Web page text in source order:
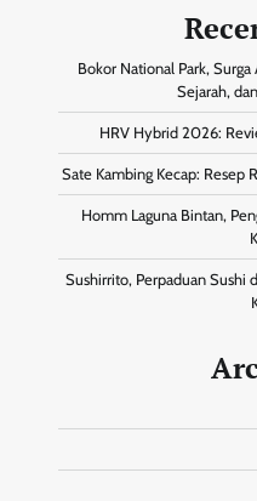
Bokor National Park,
Sejarah,
HRV Hybrid 2026:
Sate Kambing Kecap: Resep
Homm Laguna Bintan,
Sushirrito, Perpaduan Sushi